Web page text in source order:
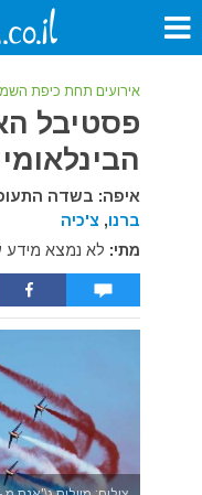
אירועים תחת כיפת
פסטיבל
איפה: בשדה
ברנו, צ'כיה
מתי: לא נמצא מידע